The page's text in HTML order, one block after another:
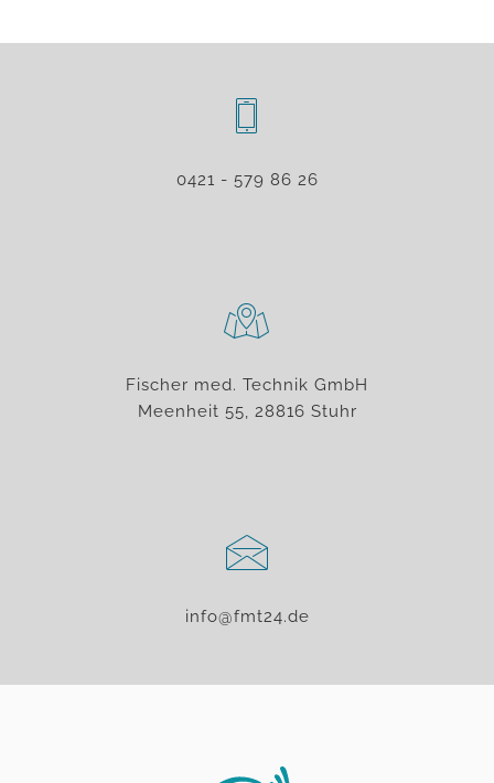
0421 - 579 86 26
Fischer med. Technik GmbH
Meenheit 55, 28816 Stuhr
info@fmt24.de